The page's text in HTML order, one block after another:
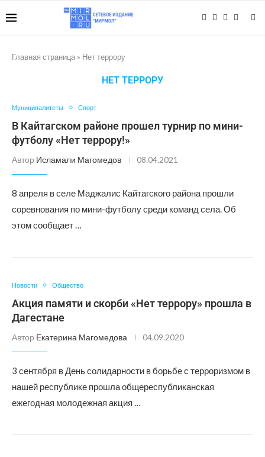
Главная страница » Нет террору
НЕТ ТЕРРОРУ
Муниципалитеты Спорт
В Кайтагском районе прошел турнир по мини-
футболу «Нет террору!»
Автор Исламали Магомедов 08.04.2021
8 апреля в селе Маджалис Кайтагского района прошли
соревнования по мини-футболу среди команд села. Об
этом сообщает …
Новости Общество
Акция памяти и скорби «Нет террору» прошла в
Дагестане
Автор Екатерина Магомедова 04.09.2020
3 сентября в День солидарности в борьбе с терроризмом в
нашей республике прошла общереспубликанская
ежегодная молодежная акция …